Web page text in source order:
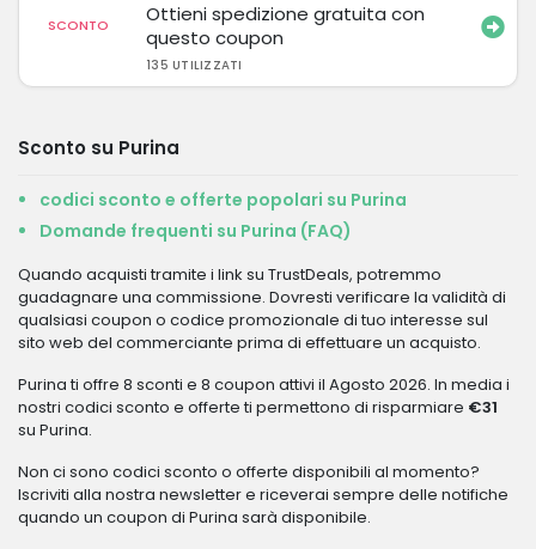
SCONTO
Ottieni spedizione gratuita con
questo coupon
135 UTILIZZATI
Sconto su Purina
codici sconto e offerte popolari su Purina
Domande frequenti su Purina (FAQ)
Quando acquisti tramite i link su TrustDeals, potremmo
guadagnare una commissione. Dovresti verificare la validità di
qualsiasi coupon o codice promozionale di tuo interesse sul
sito web del commerciante prima di effettuare un acquisto.
Purina ti offre 8 sconti e 8 coupon attivi il Agosto 2026. In media i
nostri codici sconto e offerte ti permettono di risparmiare €31
su Purina.
Non ci sono codici sconto o offerte disponibili al momento?
Iscriviti alla nostra newsletter e riceverai sempre delle notifiche
quando un coupon di Purina sarà disponibile.